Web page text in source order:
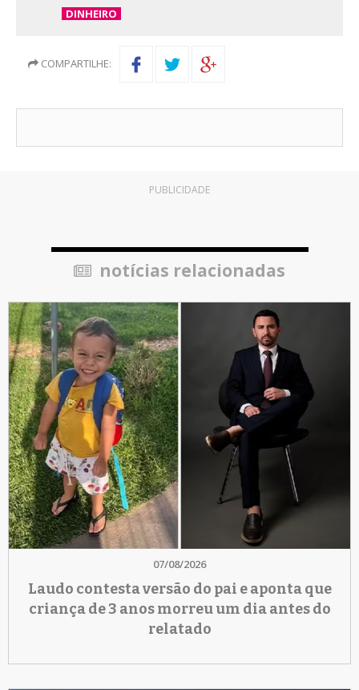
DINHEIRO
COMPARTILHE:
PUBLICIDADE
notícias relacionadas
07/08/2026
Laudo contesta versão do pai e aponta que
criança de 3 anos morreu um dia antes do
relatado